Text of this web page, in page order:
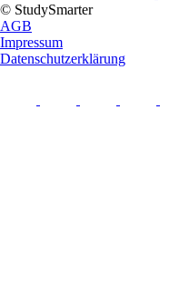
© StudySmarter
AGB
Impressum
Datenschutzerklärung